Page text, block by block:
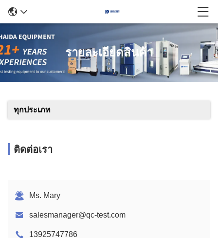
รายละเอียดสินค้า
ทุกประเภท
ติดต่อเรา
Ms. Mary
salesmanager@qc-test.com
13925747786